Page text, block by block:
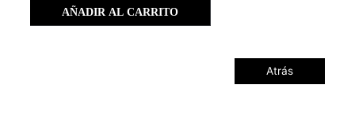
AÑADIR AL CARRITO
Atrás